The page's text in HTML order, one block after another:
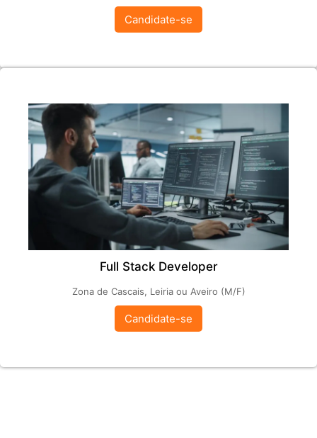
Candidate-se
Full Stack Developer
Zona de Cascais, Leiria ou Aveiro (M/F)
Candidate-se